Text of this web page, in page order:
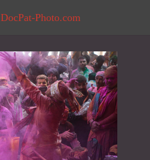
DocPat-Photo.com